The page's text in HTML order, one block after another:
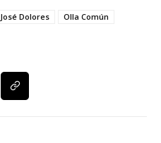
José Dolores
Olla Común